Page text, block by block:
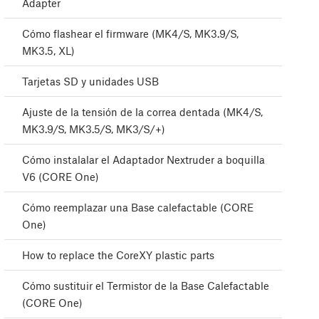
Adapter
Cómo flashear el firmware (MK4/S, MK3.9/S,
MK3.5, XL)
Tarjetas SD y unidades USB
Ajuste de la tensión de la correa dentada (MK4/S,
MK3.9/S, MK3.5/S, MK3/S/+)
Cómo instalalar el Adaptador Nextruder a boquilla
V6 (CORE One)
Cómo reemplazar una Base calefactable (CORE
One)
How to replace the CoreXY plastic parts
Cómo sustituir el Termistor de la Base Calefactable
(CORE One)